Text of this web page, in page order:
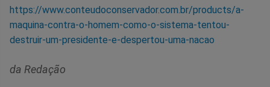
https://www.conteudoconservador.com.br/products/a-
maquina-contra-o-homem-como-o-sistema-tentou-
destruir-um-presidente-e-despertou-uma-nacao
da Redação